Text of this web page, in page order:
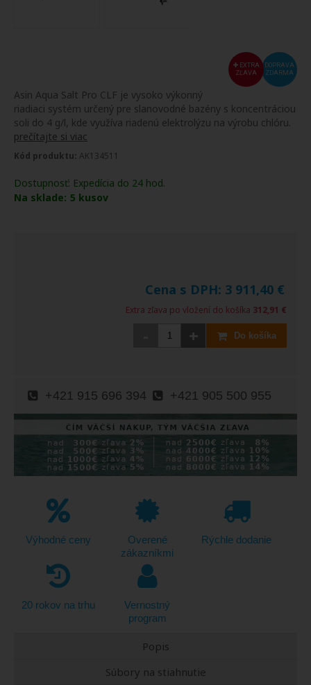
DOPRAVA
ZDARMA
EXTRA
ZĽAVA
Asin Aqua Salt Pro CLF je vysoko výkonný
riadiaci systém určený pre slanovodné bazény s koncentráciou
soli do 4 g/l, kde využíva riadenú elektrolýzu na výrobu chlóru.
prečítajte si viac
Kód produktu: AK134511
Dostupnosť: Expedícia do 24 hod.
Na sklade: 5 kusov
Cena s DPH: 3 911,40 €
Extra zľava po vložení do košíka 312,91 €
+ Do košíka
+421 915 696 394 +421 905 500 955
Výhodné ceny
Overené
zákazníkmi
Rýchle dodanie
20 rokov na trhu
Vernostný
program
Popis
Súbory na stiahnutie